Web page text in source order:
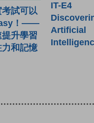
考試可以
！——
升學習
力和記憶
IT-E4
Artificial